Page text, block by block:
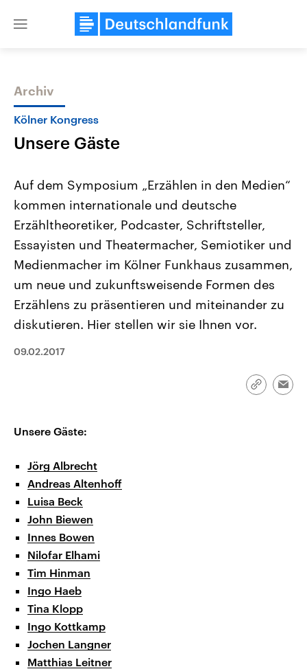
Close
Themen
USA
Aktuelle Beiträge, Analysen und
Hintergründe
Wirtschaftlich und militärisch
gehören die Vereinigten Staaten zu
mit großem Einfluss auf das
Nahostkonflikt
Aktuelle Lage und
Der Überfall der
Terrororganisation Hamas
Oktober 2023 auf Israel
Israel möchte die Hamas
Libanon vom Iran
Sendungen
Archiv
Kölner Kongress
Unsere Gäste
Auf dem Symposium „Erzählen in den Medien“
kommen internationale und deutsche
Erzähltheoretiker, Podcaster, Schriftsteller,
Essayisten und Theatermacher, Semiotiker und
Medienmacher im Kölner Funkhaus zusammen,
um neue und zukunftsweisende Formen des
Erzählens zu präsentieren und miteinander zu
diskutieren. Hier stellen wir sie Ihnen vor.
09.02.2017
Link
Unsere Gäste:
Jörg Albrecht
Andreas Altenhoff
Luisa Beck
John Biewen
Innes Bowen
Nilofar Elhami
Tim Hinman
Ingo Haeb
Tina Klopp
Ingo Kottkamp
Jochen Langner
Matthias Leitner